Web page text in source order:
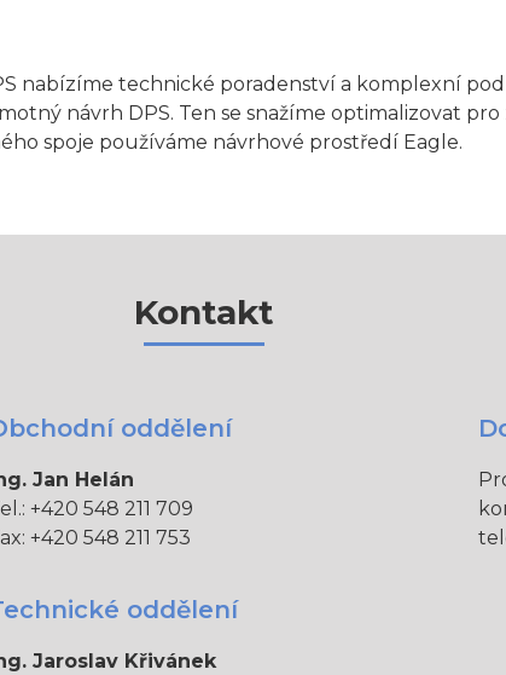
nabízíme technické poradenství a komplexní
návrh DPS. Ten se snažíme optimalizovat
spoje používáme návrhové prostředí Eagle.
Kontakt
oddělení
Jan Helán
+420 548 211 709
+420 548 211 753
oddělení
Jaroslav Křivánek